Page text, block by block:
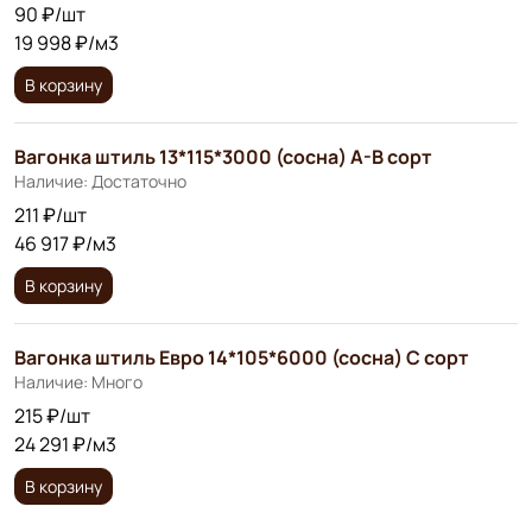
90 ₽/шт
19 998 ₽/м3
В корзину
Вагонка штиль 13*115*3000 (сосна) А-В сорт
Наличие: Достаточно
211 ₽/шт
46 917 ₽/м3
В корзину
Вагонка штиль Евро 14*105*6000 (сосна) С сорт
Наличие: Много
215 ₽/шт
24 291 ₽/м3
В корзину